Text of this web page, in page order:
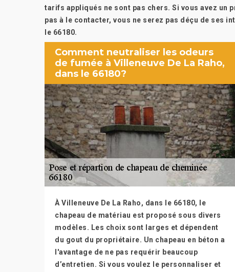
tarifs appliqués ne sont pas chers. Si vous avez un
pas à le contacter, vous ne serez pas déçu de ses
le 66180.
Comment neutraliser les odeurs
de fumée à Villeneuve De La Raho,
dans le 66180?
À Villeneuve De La Raho, dans le 66180, le
chapeau de matériau est proposé sous divers
modèles. Les choix sont larges et dépendent
du gout du propriétaire. Un chapeau en béton a
l'avantage de ne pas requérir beaucoup
d’entretien. Si vous voulez le personnaliser et